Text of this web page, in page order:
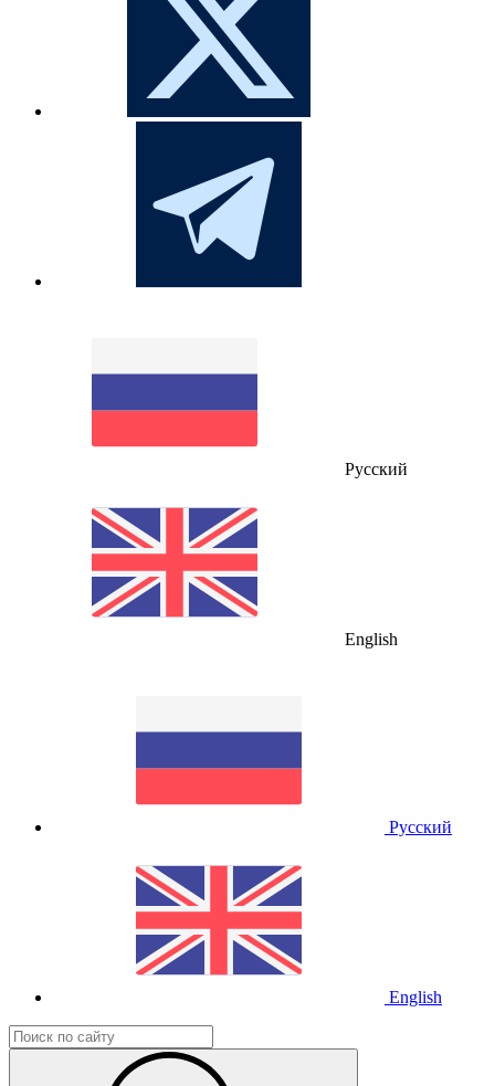
Русский
English
Русский
English